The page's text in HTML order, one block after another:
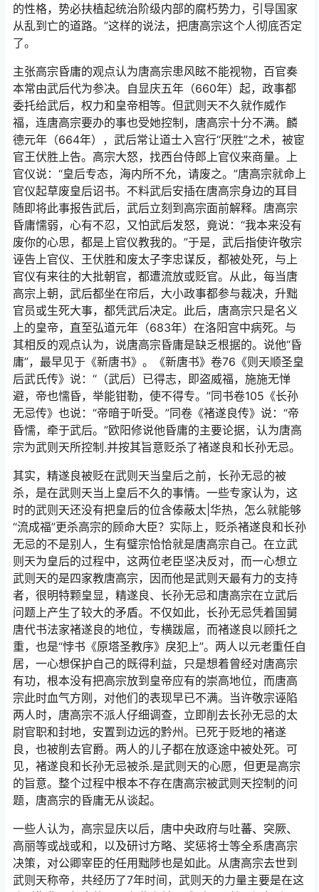
的性格，势必扶植起统治阶级内部的腐朽势力，引导国家
从乱到亡的道路。”这样的说法，把唐高宗这个人彻底否定
了。
主张高宗昏庸的观点认为唐高宗患风眩不能视物，百官奏
本常由武后代为参决。自显庆五年（660年）起，政事都
委托给武后，权力和皇帝相等。但武则天不久就作威作
福，连唐高宗要办的事也受她控制，唐高宗十分不满。麟
德元年（664年），武后常让道士入宫行“厌胜”之术，被宦
官王伏胜上告。高宗大怒，找西台侍郎上官仪来商量。上
官仪说：“皇后专态，海内所不允，请废之。”唐高宗就命上
官仪起草废皇后诏书。不料武后安插在唐高宗身边的耳目
随即将此事报告武后，武后立刻到高宗面前解释。唐高宗
昏庸懦弱，心有不忍，又怕武后发怒，竟说：“我本来没有
废你的心思，都是上官仪教我的。”于是，武后指使许敬宗
诬告上官仪、王伏胜和废太子李忠谋反，都被处死，与上
官仪有来往的大批朝官，都遭流放或贬官。从此，每当唐
高宗上朝，武后都坐在帘后，大小政事都参与裁决，升黜
官员或生死大事，都凭武后决定。此后，唐高宗只是名义
上的皇帝，直至弘道元年（683年）在洛阳宫中病死。与
其相反的观点认为，说唐高宗昏庸是缺乏根据的。说他“昏
庸”，最早见于《新唐书》。《新唐书》卷76《则天顺圣皇
后武氏传》说：“（武后）已得志，即盗威福，施施无惮
避，帝也懦昏，举能钳勒，使不得专。”同书卷105《长孙
无忌传》也说：“帝暗于听受。”同卷《褚遂良传》说：“帝
昏懦，牵于武后。”欧阳修说他昏庸的主要论据，认为唐高
宗为武则天所控制.并按其旨意贬杀了褚遂良和长孙无忌。
其实，精遂良被贬在武则天当皇后之前，长孙无忌的被
杀，是在武则天当上皇后不久的事情。一些专家认为，这
时的武则天还没有把皇后的位含傣蔽太|华热，怎么就能够
“流成福”更杀高宗的顾命大臣？实际上，贬杀褚遂良和长孙
无忌的不是别人，生有璧宗恰恰就是唐高宗自己。在立武
则天为皇后的过程中，这两位老臣坚决反对，而一心想立
武则天的是四家教唐高宗，因而他是武则天最有力的支持
者，很明特颗皇显，精遂良、长孙无忌和唐高宗在立武后
问题上产生了较大的矛盾。不仅如此，长孙无忌凭着国舅
唐代书法家褚遂良的地位，专横跋扈，而褚遂良以顾托之
重，也是“悖书《原塔圣教序》戾犯上”。两人以元老重任自
居，一心想保护自己的既得利益，只是想着曾经对唐高宗
有功，根本没有把高宗放到皇帝应有的崇高地位，而唐高
宗此时血气方刚，对他们的表现早已不满。当许敬宗诬陷
两人时，唐高宗不派人仔细调查，立即削去长孙无忌的太
尉官职和封地，安置到边远的黔州。已死于贬地的褚遂
良，也被削去官爵。两人的儿子都在放逐途中被处死。可
见，褚遂良和长孙无忌被杀.是武则天的心愿，但更是高宗
的旨意。整个过程中根本不存在唐高宗被武则天控制的问
题，唐高宗的昏庸无从谈起。
一些人认为，高宗显庆以后，唐中央政府与吐蕃、突厥、
高丽等或战或和，以及研讨方略、奖惩将士等全系唐高宗
决策，对公卿宰臣的任用黜陟也是如此。从唐高宗去世到
武则天称帝，共经历了7年时间，武则天的力量主要是在这